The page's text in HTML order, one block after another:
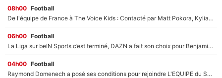
08h00 Football
De l'équipe de France à The Voice Kids : Contacté par Matt Pokora, Kylian Mbappé a accepté de jouer un rôle inédit sur TF1 !
06h00 Football
La Liga sur beIN Sports c’est terminé, DAZN a fait son choix pour Benjamin Da Silva et Omar Da Fonseca !
04h00 Football
Raymond Domenech a posé ses conditions pour rejoindre L'EQUIPE du Soir : Il refuse de faire l'émission avec un autre chroniqueur !